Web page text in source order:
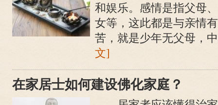
和娱乐。感情是指父母
女等，这此都是与亲情
苦，就是少年无父母，
文]
在家居士如何建设佛化家庭？